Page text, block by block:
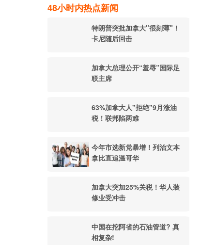
48小时内热点新闻
特朗普突批加拿大"很刻薄"！
卡尼随后回击
加拿大总理公开“羞辱”国际足
联主席
63%加拿大人"拒绝"9月涨油
税！联邦陷两难
今年市选新党暴增！列治文本
拿比直追温哥华
加拿大突加25%关税！华人装
修业受冲击
中国在挖阿省的石油管道? 真
相复杂!